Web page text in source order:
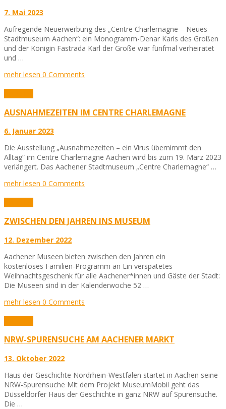
7. Mai 2023
Aufregende Neuerwerbung des „Centre Charlemagne – Neues
Stadtmuseum Aachen“: ein Monogramm-Denar Karls des Großen
und der Königin Fastrada Karl der Große war fünfmal verheiratet
und …
mehr lesen 0 Comments
AUSNAHMEZEITEN IM CENTRE CHARLEMAGNE
6. Januar 2023
Die Ausstellung „Ausnahmezeiten – ein Virus übernimmt den
Alltag“ im Centre Charlemagne Aachen wird bis zum 19. März 2023
verlängert. Das Aachener Stadtmuseum „Centre Charlemagne“ …
mehr lesen 0 Comments
ZWISCHEN DEN JAHREN INS MUSEUM
12. Dezember 2022
Aachener Museen bieten zwischen den Jahren ein
kostenloses Familien-Programm an Ein verspätetes
Weihnachtsgeschenk für alle Aachener*innen und Gäste der Stadt:
Die Museen sind in der Kalenderwoche 52 …
mehr lesen 0 Comments
NRW-SPURENSUCHE AM AACHENER MARKT
13. Oktober 2022
Haus der Geschichte Nordrhein-Westfalen startet in Aachen seine
NRW-Spurensuche Mit dem Projekt MuseumMobil geht das
Düsseldorfer Haus der Geschichte in ganz NRW auf Spurensuche.
Die …